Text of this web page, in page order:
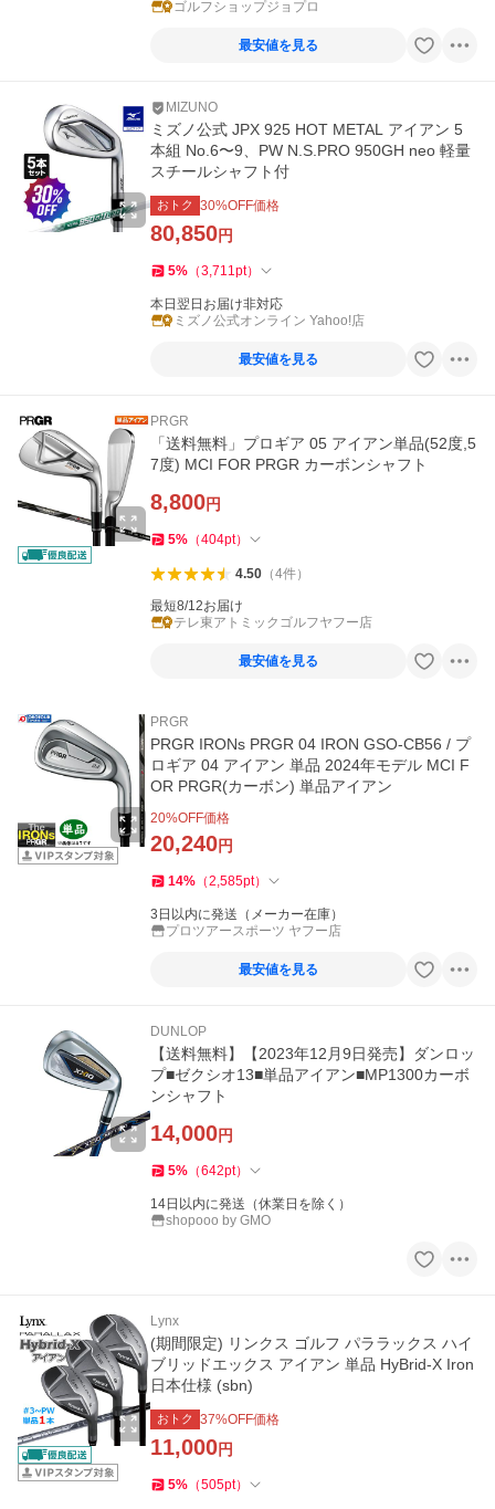
ゴルフショップジョプロ
最安値を見る
MIZUNO
ミズノ公式 JPX 925 HOT METAL アイアン 5
本組 No.6〜9、PW N.S.PRO 950GH neo 軽量
スチールシャフト付
おトク 30%OFF価格
80,850円
5% （3,711pt）
本日翌日お届け非対応
ミズノ公式オンライン Yahoo!店
最安値を見る
PRGR
「送料無料」プロギア 05 アイアン単品(52度,5
7度) MCI FOR PRGR カーボンシャフト
8,800円
5% （404pt）
4.50（4件）
最短8/12お届け
テレ東アトミックゴルフヤフー店
最安値を見る
PRGR
PRGR IRONs PRGR 04 IRON GSO-CB56 / プ
ロギア 04 アイアン 単品 2024年モデル MCI F
OR PRGR(カーボン) 単品アイアン
20%OFF価格
20,240円
14% （2,585pt）
3日以内に発送（メーカー在庫）
プロツアースポーツ ヤフー店
最安値を見る
DUNLOP
【送料無料】【2023年12月9日発売】ダンロッ
プ■ゼクシオ13■単品アイアン■MP1300カーボ
ンシャフト
14,000円
5% （642pt）
14日以内に発送（休業日を除く）
shopooo by GMO
Lynx
(期間限定) リンクス ゴルフ パララックス ハイ
ブリッドエックス アイアン 単品 HyBrid-X Iron
日本仕様 (sbn)
おトク 37%OFF価格
11,000円
5% （505pt）